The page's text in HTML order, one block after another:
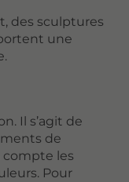
des sculptures
une
Il s’agit de
de
compte les
Pour